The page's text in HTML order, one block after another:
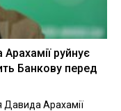
Арахамії руйнує
Банкову перед
Давида Арахамії